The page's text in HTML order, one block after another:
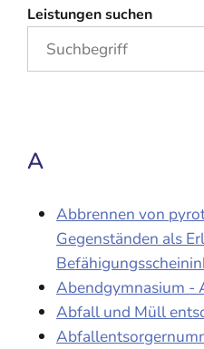
Leistungen suchen
A
Abbrennen von
Gegenständen als
Abendgymnasium -
Abfall und Müll